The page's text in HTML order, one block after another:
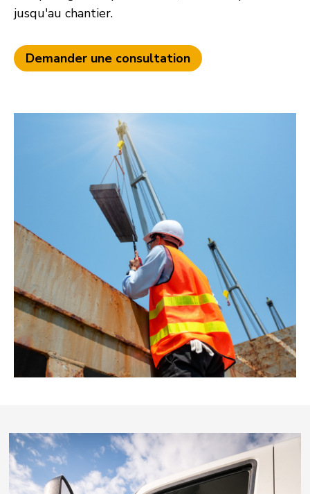
jusqu'au chantier.
Demander une consultation